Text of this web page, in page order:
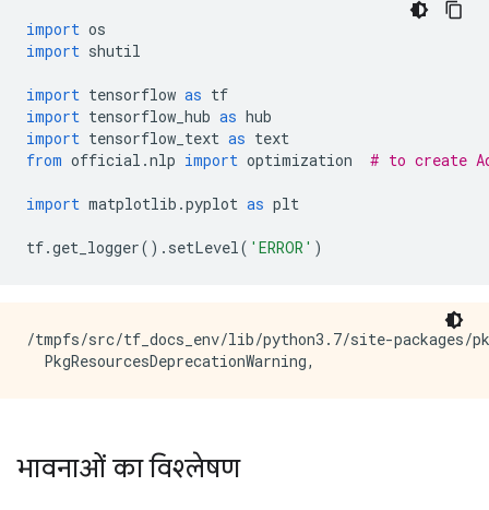
import os
import shutil
import tensorflow as tf
import tensorflow_hub as hub
import tensorflow_text as text
from official .nlp import optimization # to create
import matplotlib .pyplot as plt
tf.get_logger(). setLevel( 'ERROR' )
/tmpfs/src/tf_docs_env/lib/python3.7/site-packages/
भावनाओं का विश्लेषण